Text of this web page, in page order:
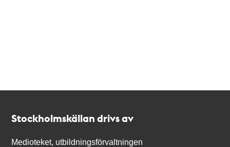
Stockholmskällan drivs av
Medioteket, utbildningsförvaltningen